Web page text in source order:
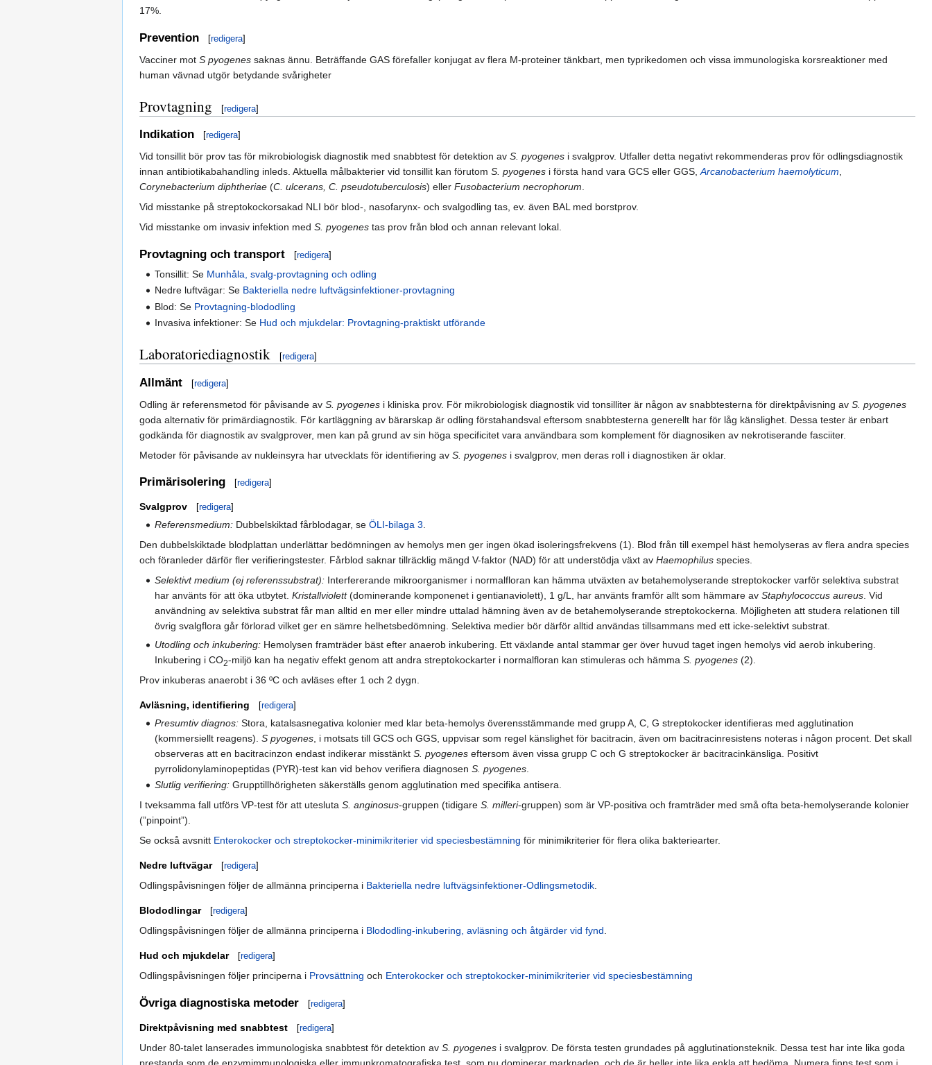
17%.
Prevention [redigera]
Vacciner mot S pyogenes saknas ännu. Beträffande GAS förefaller konjugat av flera M-proteiner tänkbart, men typrikedomen och vissa immunologiska korsreaktioner med
human vävnad utgör betydande svårigheter
Provtagning [redigera]
Indikation [redigera]
Vid tonsillit bör prov tas för mikrobiologisk diagnostik med snabbtest för detektion av S. pyogenes i svalgprov. Utfaller detta negativt rekommenderas prov för odlingsdiagnostik
innan antibiotikabahandling inleds. Aktuella målbakterier vid tonsillit kan förutom S. pyogenes i första hand vara GCS eller GGS,Arcanobacterium haemolyticum,
Corynebacterium diphtheriae (C. ulcerans, C. pseudotuberculosis) eller Fusobacterium necrophorum.
Vid misstanke på streptokockorsakad NLI bör blod-, nasofarynx- och svalgodling tas, ev. även BAL med borstprov.
Vid misstanke om invasiv infektion med S. pyogenes tas prov från blod och annan relevant lokal.
Provtagning och transport [redigera]
Tonsillit: Se Munhåla, svalg-provtagning och odling
Nedre luftvägar: Se Bakteriella nedre luftvägsinfektioner-provtagning
Blod: Se Provtagning-blododling
Invasiva infektioner: Se Hud och mjukdelar: Provtagning-praktiskt utförande
Laboratoriediagnostik [redigera]
Allmänt [redigera]
Odling är referensmetod för påvisande av S. pyogenes i kliniska prov. För mikrobiologisk diagnostik vid tonsilliter är någon av snabbtesterna för direktpåvisning av S. pyogenes
goda alternativ för primärdiagnostik. För kartläggning av bärarskap är odling förstahandsval eftersom snabbtesterna generellt har för låg känslighet. Dessa tester är enbart
godkända för diagnostik av svalgprover, men kan på grund av sin höga specificitet vara användbara som komplement för diagnosiken av nekrotiserande fasciiter.
Metoder för påvisande av nukleinsyra har utvecklats för identifiering av S. pyogenes i svalgprov, men deras roll i diagnostiken är oklar.
Primärisolering [redigera]
Svalgprov [redigera]
Referensmedium: Dubbelskiktad fårblodagar, seÖLI-bilaga 3.
Den dubbelskiktade blodplattan underlättar bedömningen av hemolys men ger ingen ökad isoleringsfrekvens (1). Blod från till exempel häst hemolyseras av flera andra species
och föranleder därför fler verifieringstester. Fårblod saknar tillräcklig mängd V-faktor (NAD) för att understödja växt av Haemophilus species.
Selektivt medium (ej referenssubstrat): Interfererande mikroorganismer i normalfloran kan hämma utväxten av betahemolyserande streptokocker varför selektiva substrat
har använts för att öka utbytet.Kristallviolett(dominerande komponenet i gentianaviolett), 1 g/L, har använts framför allt som hämmare avStaphylococcus aureus. Vid
användning av selektiva substrat får man alltid en mer eller mindre uttalad hämning även av de betahemolyserande streptokockerna. Möjligheten att studera relationen till
övrig svalgflora går förlorad vilket ger en sämre helhetsbedömning. Selektiva medier bör därför alltid användas tillsammans med ett icke-selektivt substrat.
Utodling och inkubering: Hemolysen framträder bäst efter anaerob inkubering. Ett växlande antal stammar ger över huvud taget ingen hemolys vid aerob inkubering.
Inkubering i CO2-miljö kan ha negativ effekt genom att andra streptokockarter i normalfloran kan stimuleras och hämmaS. pyogenes (2).
Prov inkuberas anaerobt i 36 ºC och avläses efter 1 och 2 dygn.
Avläsning, identifiering [redigera]
Presumtiv diagnos: Stora, katalsasnegativa kolonier med klar beta-hemolys överensstämmande med grupp A, C, G streptokocker identifieras med agglutination
(kommersiellt reagens).S pyogenes , i motsats till GCS och GGS, uppvisar som regel känslighet för bacitracin, även om bacitracinresistens noteras i någon procent. Det skall
observeras att en bacitracinzon endast indikerar misstänktS. pyogenes eftersom även vissa grupp C och G streptokocker är bacitracinkänsliga. Positivt
pyrrolidonylaminopeptidas (PYR)-test kan vid behov verifiera diagnosenS. pyogenes
Slutlig verifiering: Grupptillhörigheten säkerställs genom agglutination med specifika antisera.
I tveksamma fall utförs VP-test för att utesluta S. anginosus-gruppen (tidigare S. milleri-gruppen) som är VP-positiva och framträder med små ofta beta-hemolyserande kolonier
(”pinpoint”).
Se också avsnitt Enterokocker och streptokocker-minimikriterier vid speciesbestämning för minimikriterier för flera olika bakteriearter.
Nedre luftvägar [redigera]
Odlingspåvisningen följer de allmänna principerna i Bakteriella nedre luftvägsinfektioner-Odlingsmetodik.
Blododlingar [redigera]
Odlingspåvisningen följer de allmänna principerna i Blododling-inkubering, avläsning och åtgärder vid fynd.
Hud och mjukdelar [redigera]
Odlingspåvisningen följer principerna i Provsättning och Enterokocker och streptokocker-minimikriterier vid speciesbestämning
Övriga diagnostiska metoder [redigera]
Direktpåvisning med snabbtest [redigera]
Under 80-talet lanserades immunologiska snabbtest för detektion av S. pyogenes i svalgprov. De första testen grundades på agglutinationsteknik. Dessa test har inte lika goda
prestanda som de enzymimmunologiska eller immunkromatografiska test, som nu dominerar marknaden, och de är heller inte lika enkla att bedöma. Numera finns test som i